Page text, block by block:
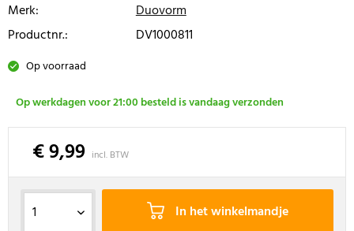
Merk:
Duovorm
Productnr.:
DV1000811
Op voorraad
Op werkdagen voor 21:00 besteld is vandaag verzonden
€ 9,99 incl. BTW
In het winkelmandje